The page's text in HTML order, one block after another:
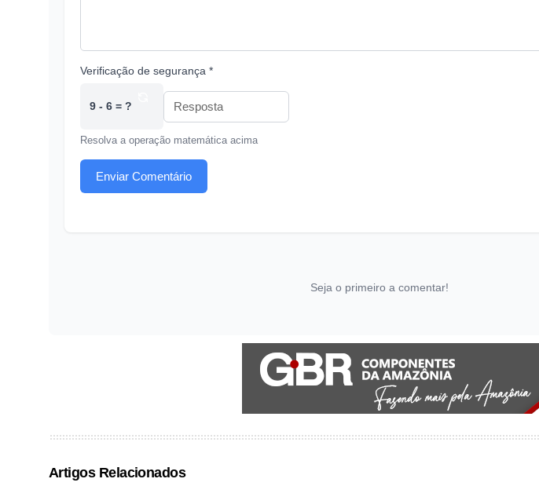
Verificação de segurança *
9 - 6 = ?
Resolva a operação matemática acima
Enviar Comentário
Seja o primeiro a comentar!
Artigos Relacionados